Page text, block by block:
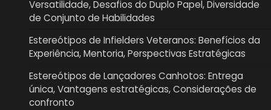
Versatilidade, Desafios do Duplo Papel, Diversidade
de Conjunto de Habilidades
Estereótipos de Infielders Veteranos: Benefícios da
Experiência, Mentoria, Perspectivas Estratégicas
Estereótipos de Lançadores Canhotos: Entrega
única, Vantagens estratégicas, Considerações de
confronto